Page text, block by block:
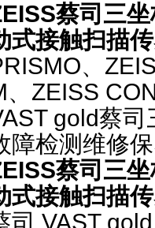
蔡司三
式接触扫描
、
、ZEISS
gold蔡
障检测维修
蔡司三
式接触扫描
司
VAST gold